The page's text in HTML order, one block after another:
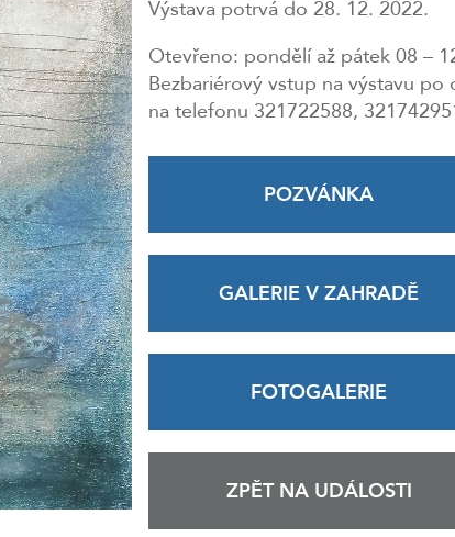
Výstava potrvá do 28. 12. 2022.
Otevřeno: pondělí až pátek 08 –
Bezbariérový vstup na výstavu po
na telefonu 321722588,
POZVÁNKA
GALERIE V ZAHRADĚ
FOTOGALERIE
ZPĚT NA UDÁLOSTI